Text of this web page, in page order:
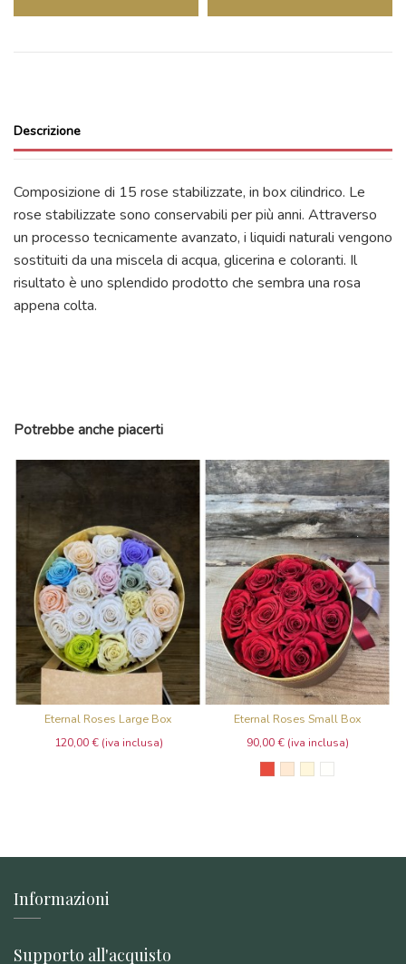
Descrizione
Composizione di 15 rose stabilizzate, in box cilindrico. Le
rose stabilizzate sono conservabili per più anni. Attraverso
un processo tecnicamente avanzato, i liquidi naturali vengono
sostituiti da una miscela di acqua, glicerina e coloranti. Il
risultato è uno splendido prodotto che sembra una rosa
appena colta.
Potrebbe anche piacerti
Eternal Roses Large Box
120,00 €
Eternal Roses Small Box
90,00 €
RossoPesca
CipriaBianco latte
Informazioni
Supporto all'acquisto